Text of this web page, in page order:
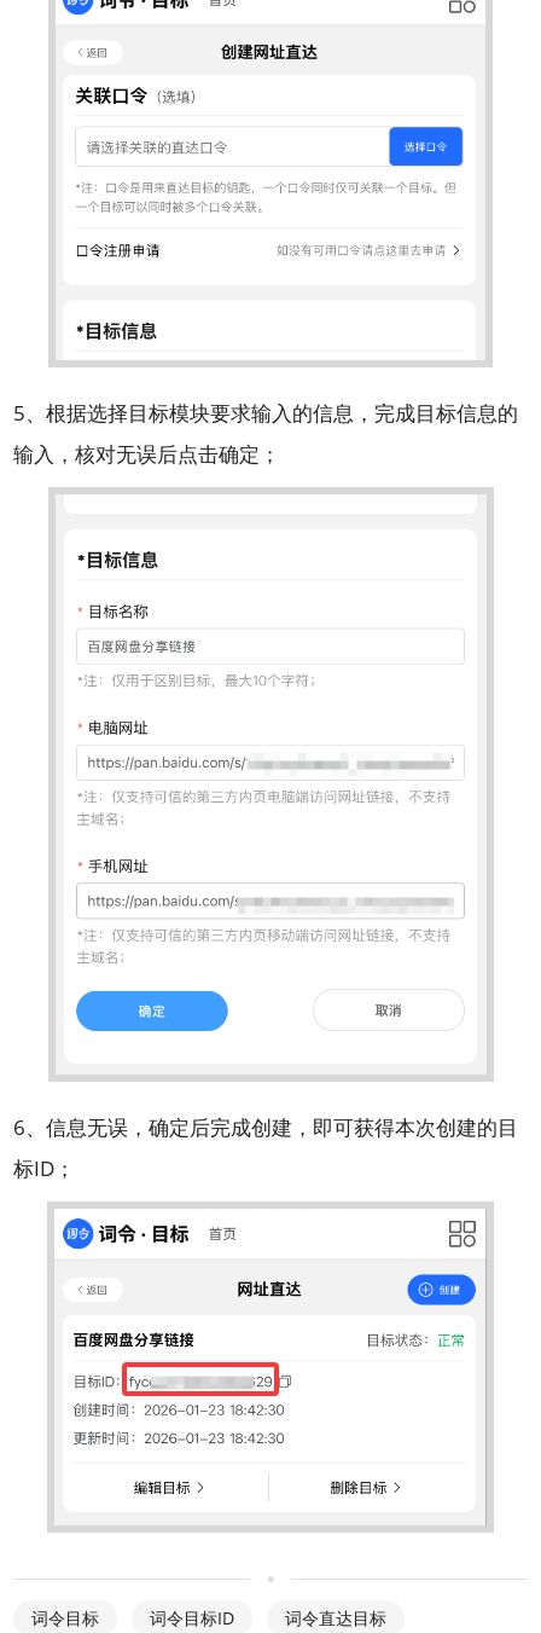
5、根据选择目标模块要求输入的信息，完成目标信息的
输入，核对无误后点击确定；
6、信息无误，确定后完成创建，即可获得本次创建的目
标ID；
词令目标 词令目标ID 词令直达目标